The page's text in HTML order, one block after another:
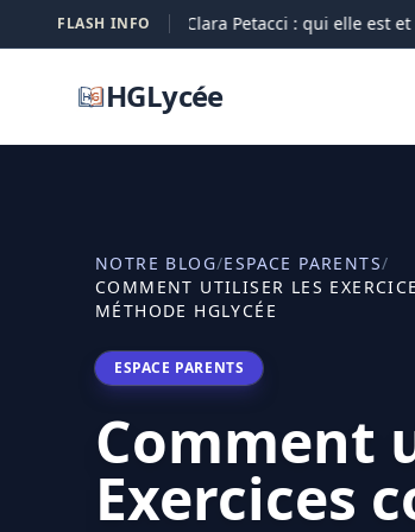
FLASH INFO
07-08 Clara Petacci : qui elle est et
HGLycée
NOTRE BLOG/ESPACE PARENTS/
COMMENT UTILISER LES
MÉTHODE HGLYCÉE
ESPACE PARENTS
Comment
Exercices